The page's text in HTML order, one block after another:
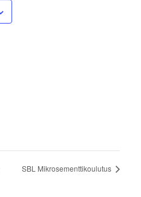
SBL Mikrosementtikoulutus